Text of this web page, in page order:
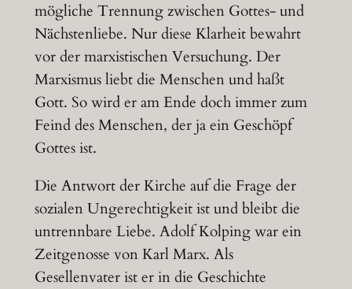
mögliche Trennung zwischen Gottes- und
Nächstenliebe. Nur diese Klarheit bewahrt
vor der marxistischen Versuchung. Der
Marxismus liebt die Menschen und haßt
Gott. So wird er am Ende doch immer zum
Feind des Menschen, der ja ein Geschöpf
Gottes ist.
Die Antwort der Kirche auf die Frage der
sozialen Ungerechtigkeit ist und bleibt die
untrennbare Liebe. Adolf Kolping war ein
Zeitgenosse von Karl Marx. Als
Gesellenvater ist er in die Geschichte